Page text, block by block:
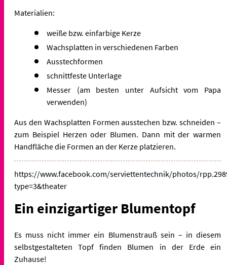
Materialien:
weiße bzw. einfarbige Kerze
Wachsplatten in verschiedenen Farben
Ausstechformen
schnittfeste Unterlage
Messer (am besten unter Aufsicht vom Papa
verwenden)
Aus den Wachsplatten Formen ausstechen bzw. schneiden –
zum Beispiel Herzen oder Blumen. Dann mit der warmen
Handfläche die Formen an der Kerze platzieren.
https://www.facebook.com/serviettentechnik/photos/
type=3&theater
Ein einzigartiger Blumentopf
Es muss nicht immer ein Blumenstrauß sein – in diesem
selbstgestalteten Topf finden Blumen in der Erde ein
Zuhause!